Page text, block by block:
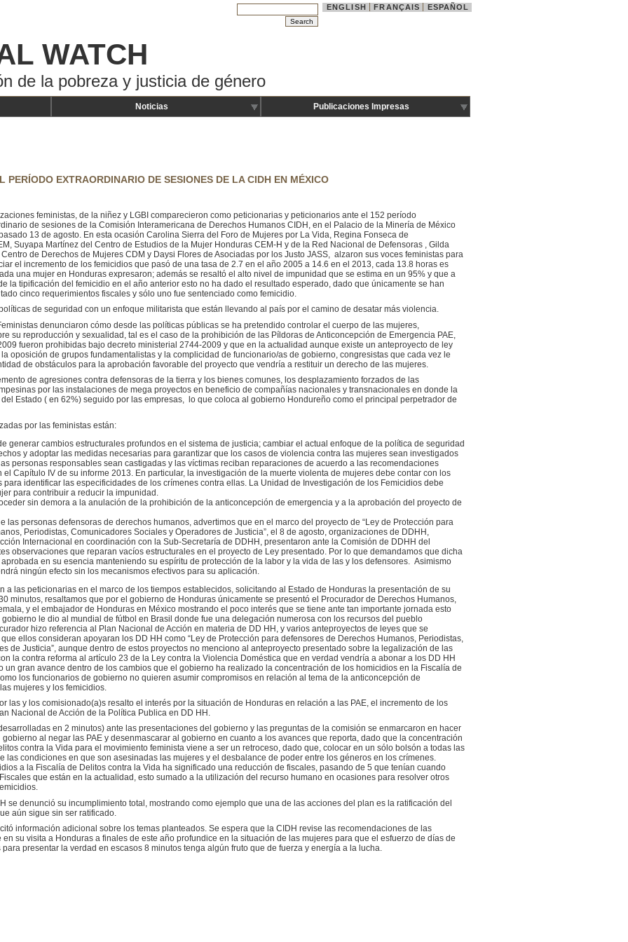
ENGLISH FRANÇAIS ESPAÑOL
WATCH
de la pobreza y justicia de género
Noticias Publicaciones Impresas
PERÍODO EXTRAORDINARIO DE SESIONES DE LA CIDH EN MÉXICO
feministas, de la niñez y LGBI comparecieron como peticionarias y peticionarios ante el 152 período
de sesiones de la Comisión Interamericana de Derechos Humanos CIDH, en el Palacio de la Minería de México
13 de agosto. En esta ocasión Carolina Sierra del Foro de Mujeres por La Vida, Regina Fonseca de
Suyapa Martínez del Centro de Estudios de la Mujer Honduras CEM-H y de la Red Nacional de Defensoras , Gilda
de Derechos de Mujeres CDM y Daysi Flores de Asociadas por los Justo JASS, alzaron sus voces feministas para
el incremento de los femicidios que pasó de una tasa de 2.7 en el año 2005 a 14.6 en el 2013, cada 13.8 horas es
una mujer en Honduras expresaron; además se resaltó el alto nivel de impunidad que se estima en un 95% y que a
la tipificación del femicidio en el año anterior esto no ha dado el resultado esperado, dado que únicamente se han
cinco requerimientos fiscales y sólo uno fue sentenciado como femicidio.
de seguridad con un enfoque militarista que están llevando al país por el camino de desatar más violencia.
denunciaron cómo desde las políticas públicas se ha pretendido controlar el cuerpo de las mujeres,
su reproducción y sexualidad, tal es el caso de la prohibición de las Píldoras de Anticoncepción de Emergencia PAE,
fueron prohibidas bajo decreto ministerial 2744-2009 y que en la actualidad aunque existe un anteproyecto de ley
oposición de grupos fundamentalistas y la complicidad de funcionario/as de gobierno, congresistas que cada vez le
de obstáculos para la aprobación favorable del proyecto que vendría a restituir un derecho de las mujeres.
de agresiones contra defensoras de la tierra y los bienes comunes, los desplazamiento forzados de las
por las instalaciones de mega proyectos en beneficio de compañías nacionales y transnacionales en donde la
Estado ( en 62%) seguido por las empresas, lo que coloca al gobierno Hondureño como el principal perpetrador de
por las feministas están:
generar cambios estructurales profundos en el sistema de justicia; cambiar el actual enfoque de la política de seguridad
y adoptar las medidas necesarias para garantizar que los casos de violencia contra las mujeres sean investigados
personas responsables sean castigadas y las víctimas reciban reparaciones de acuerdo a las recomendaciones
Capítulo IV de su informe 2013. En particular, la investigación de la muerte violenta de mujeres debe contar con los
identificar las especificidades de los crímenes contra ellas. La Unidad de Investigación de los Femicidios debe
para contribuir a reducir la impunidad.
sin demora a la anulación de la prohibición de la anticoncepción de emergencia y a la aprobación del proyecto de
las personas defensoras de derechos humanos, advertimos que en el marco del proyecto de “Ley de Protección para
Periodistas, Comunicadores Sociales y Operadores de Justicia”, el 8 de agosto, organizaciones de DDHH,
Internacional en coordinación con la Sub-Secretaría de DDHH, presentaron ante la Comisión de DDHH del
observaciones que reparan vacíos estructurales en el proyecto de Ley presentado. Por lo que demandamos que dicha
en su esencia manteniendo su espíritu de protección de la labor y la vida de las y los defensores. Asimismo
ningún efecto sin los mecanismos efectivos para su aplicación.
a las peticionarias en el marco de los tiempos establecidos, solicitando al Estado de Honduras la presentación de su
minutos, resaltamos que por el gobierno de Honduras únicamente se presentó el Procurador de Derechos Humanos,
y el embajador de Honduras en México mostrando el poco interés que se tiene ante tan importante jornada esto
le dio al mundial de fútbol en Brasil donde fue una delegación numerosa con los recursos del pueblo
hizo referencia al Plan Nacional de Acción en materia de DD HH, y varios anteproyectos de leyes que se
ellos consideran apoyaran los DD HH como “Ley de Protección para defensores de Derechos Humanos, Periodistas,
de Justicia”, aunque dentro de estos proyectos no menciono al anteproyecto presentado sobre la legalización de las
la contra reforma al artículo 23 de la Ley contra la Violencia Doméstica que en verdad vendría a abonar a los DD HH
un gran avance dentro de los cambios que el gobierno ha realizado la concentración de los homicidios en la Fiscalía de
los funcionarios de gobierno no quieren asumir compromisos en relación al tema de la anticoncepción de
mujeres y los femicidios.
las y los comisionado(a)s resalto el interés por la situación de Honduras en relación a las PAE, el incremento de los
Nacional de Acción de la Política Publica en DD HH.
en 2 minutos) ante las presentaciones del gobierno y las preguntas de la comisión se enmarcaron en hacer
al negar las PAE y desenmascarar al gobierno en cuanto a los avances que reporta, dado que la concentración
contra la Vida para el movimiento feminista viene a ser un retroceso, dado que, colocar en un sólo bolsón a todas las
las condiciones en que son asesinadas las mujeres y el desbalance de poder entre los géneros en los crímenes.
a la Fiscalía de Delitos contra la Vida ha significado una reducción de fiscales, pasando de 5 que tenían cuando
que están en la actualidad, esto sumado a la utilización del recurso humano en ocasiones para resolver otros
se denunció su incumplimiento total, mostrando como ejemplo que una de las acciones del plan es la ratificación del
aún sigue sin ser ratificado.
información adicional sobre los temas planteados. Se espera que la CIDH revise las recomendaciones de las
su visita a Honduras a finales de este año profundice en la situación de las mujeres para que el esfuerzo de días de
presentar la verdad en escasos 8 minutos tenga algún fruto que de fuerza y energía a la lucha.